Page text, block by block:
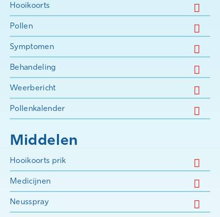
Hooikoorts
Pollen
Symptomen
Behandeling
Weerbericht
Pollenkalender
Middelen
Hooikoorts prik
Medicijnen
Neusspray